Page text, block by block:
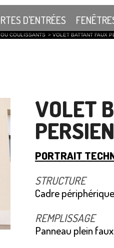
D'ENTRÉES
COULISSANTS > VOLET BATTANT FAUX
VOLET
PORTRAIT
STRUCTURE
Cadre
REMPLISSAGE
Panneau plein